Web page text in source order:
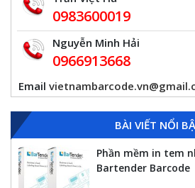
0983600019
Nguyễn Minh Hải
0966913668
Email
BÀI VIẾT NỔI
Phần mềm in tem
Bartender Barcode